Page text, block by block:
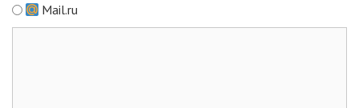
Mail.ru